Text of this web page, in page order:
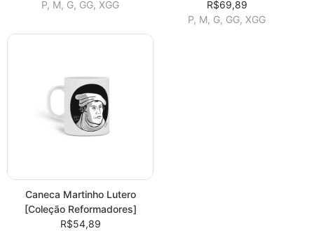
P, M, G, GG, XGG
R$69,89
P, M, G, GG, XGG
Caneca Martinho Lutero
[Coleção Reformadores]
R$54,89